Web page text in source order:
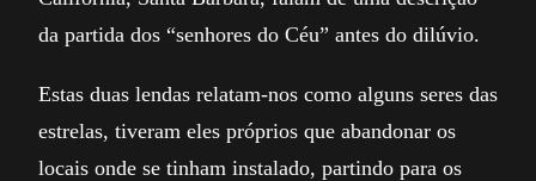
da partida dos “senhores do Céu” antes do dilúvio.
Estas duas lendas relatam-nos como alguns seres das
estrelas, tiveram eles próprios que abandonar os
locais onde se tinham instalado, partindo para os